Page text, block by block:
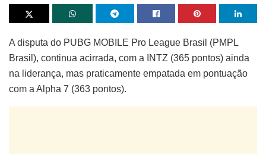
A disputa do PUBG MOBILE Pro League Brasil (PMPL
Brasil), continua acirrada, com a INTZ (365 pontos) ainda
na liderança, mas praticamente empatada em pontuação
com a Alpha 7 (363 pontos).